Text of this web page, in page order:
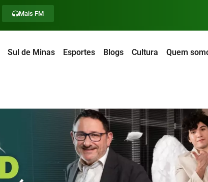
Mais FM
Sul de Minas Esportes Blogs Cultura Quem